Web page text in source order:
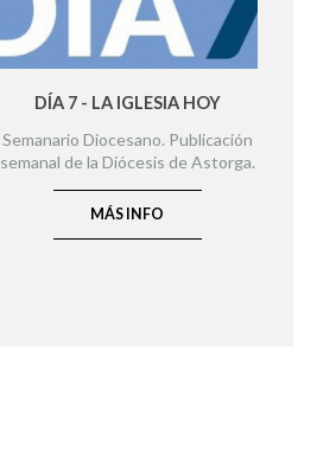
DÍA 7 - LA IGLESIA HOY
Semanario Diocesano. Publicación
semanal de la Diócesis de Astorga.
MÁS INFO